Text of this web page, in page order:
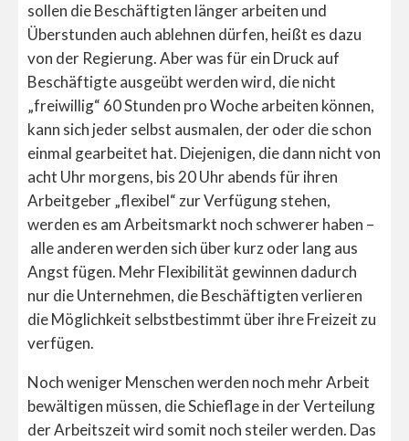
sollen die Beschäftigten länger arbeiten und
Überstunden auch ablehnen dürfen, heißt es dazu
von der Regierung. Aber was für ein Druck auf
Beschäftigte ausgeübt werden wird, die nicht
„freiwillig“ 60 Stunden pro Woche arbeiten können,
kann sich jeder selbst ausmalen, der oder die schon
einmal gearbeitet hat. Diejenigen, die dann nicht von
acht Uhr morgens, bis 20 Uhr abends für ihren
Arbeitgeber „flexibel“ zur Verfügung stehen,
werden es am Arbeitsmarkt noch schwerer haben –
alle anderen werden sich über kurz oder lang aus
Angst fügen. Mehr Flexibilität gewinnen dadurch
nur die Unternehmen, die Beschäftigten verlieren
die Möglichkeit selbstbestimmt über ihre Freizeit zu
verfügen.
Noch weniger Menschen werden noch mehr Arbeit
bewältigen müssen, die Schieflage in der Verteilung
der Arbeitszeit wird somit noch steiler werden. Das